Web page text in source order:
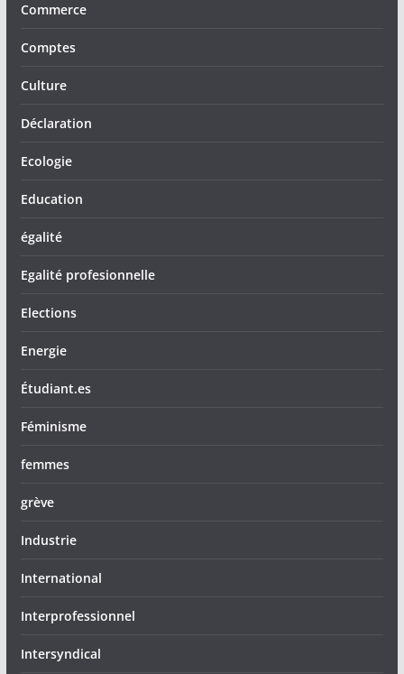
Commerce
Comptes
Culture
Déclaration
Ecologie
Education
égalité
Egalité profesionnelle
Elections
Energie
Étudiant.es
Féminisme
femmes
grève
Industrie
International
Interprofessionnel
Intersyndical